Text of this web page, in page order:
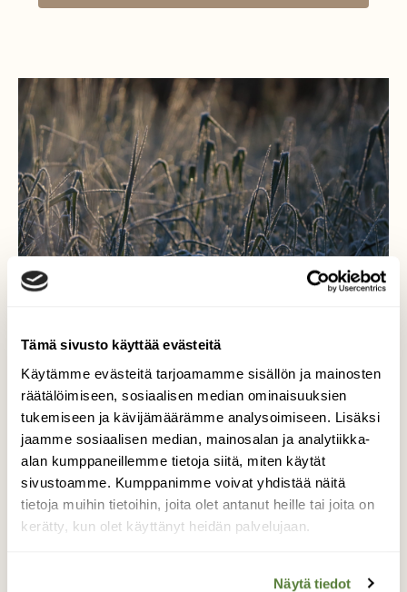
Tämä sivusto käyttää evästeitä
Käytämme evästeitä tarjoamamme sisällön ja mainosten
räätälöimiseen, sosiaalisen median ominaisuuksien
tukemiseen ja kävijämäärämme analysoimiseen. Lisäksi
jaamme sosiaalisen median, mainosalan ja analytiikka-
alan kumppaneillemme tietoja siitä, miten käytät
sivustoamme. Kumppanimme voivat yhdistää näitä
tietoja muihin tietoihin, joita olet antanut heille tai joita on
kerätty, kun olet käyttänyt heidän palvelujaan.
Näytä tiedot
Kuuraiset aamut
Näin pimeässä ja kosteassa marraskuussa
voi muistella aamuja, jolloin kuura värjäsi
maan valkoiseksi ja linnut lauloivat.
Toivotaan, että viikon päästä alkaisi jo
pidempi pakkasjakso.